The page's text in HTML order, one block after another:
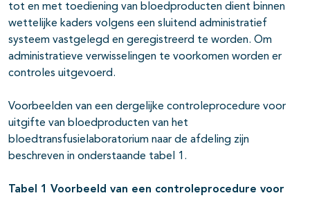
tot en met toediening van bloedproducten dient binnen
wettelijke kaders volgens een sluitend administratief
systeem vastgelegd en geregistreerd te worden. Om
administratieve verwisselingen te voorkomen worden er
controles uitgevoerd.
Voorbeelden van een dergelijke controleprocedure voor
uitgifte van bloedproducten van het
bloedtransfusielaboratorium naar de afdeling zijn
beschreven in onderstaande tabel 1.
Tabel 1 Voorbeeld van een controleprocedure voor